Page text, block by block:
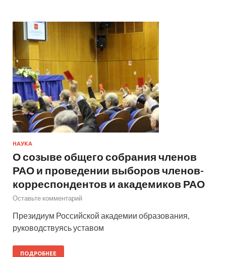
НАУКА
О созыве общего собрания членов
РАО и проведении выборов членов-
корреспондентов и академиков РАО
Оставьте комментарий
Президиум Российской академии образования,
руководствуясь уставом
ПОДРОБНЕЕ